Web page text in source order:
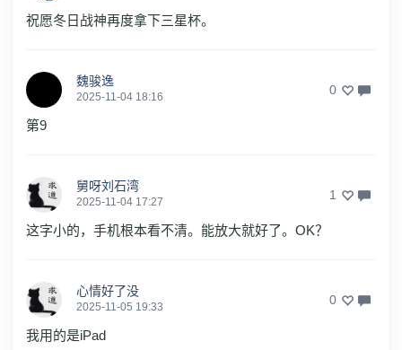
祝愿冬日战神再度拿下三星杯。
魏骏逸
2025-11-04 18:16 0
第9
舅呀刘石湾
2025-11-04 17:27 1
这字小的，手机根本看不清。能放大就好了。OK？
心情好了没
2025-11-05 19:33 0
我用的是iPad